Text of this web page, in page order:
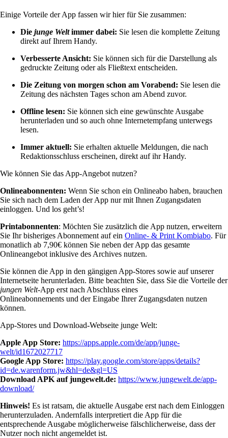
Einige Vorteile der App fassen wir hier für Sie zusammen:
Die junge Weltimmer dabei: Sie lesen die komplette Zeitung
direkt auf Ihrem Handy.
Verbesserte Ansicht: Sie können sich für die Darstellung als
gedruckte Zeitung oder als Fließtext entscheiden.
Die Zeitung von morgen schon am Vorabend: Sie lesen die
Zeitung des nächsten Tages schon am Abend zuvor.
Offline lesen: Sie können sich eine gewünschte Ausgabe
herunterladen und so auch ohne Internetempfang unterwegs
lesen.
Immer aktuell: Sie erhalten aktuelle Meldungen, die nach
Redaktionsschluss erscheinen, direkt auf ihr Handy.
Wie können Sie das App-Angebot nutzen?
Onlineabonnenten: Wenn Sie schon ein Onlineabo haben, brauchen
Sie sich nach dem Laden der App nur mit Ihnen Zugangsdaten
einloggen. Und los geht’s!
Printabonnenten: Möchten Sie zusätzlich die App nutzen, erweitern
Sie Ihr bisheriges Abonnement auf ein Online- & Print Kombiabo. Für
monatlich ab 7,90€ können Sie neben der App das gesamte
Onlineangebot inklusive des Archives nutzen.
Sie können die App in den gängigen App-Stores sowie auf unserer
Internetseite herunterladen. Bitte beachten Sie, dass Sie die Vorteile der
jungen Welt-App erst nach Abschluss eines
Onlineabonnements und der Eingabe Ihrer Zugangsdaten nutzen
können.
App-Stores und Download-Webseite junge Welt:
Apple App Store: https://apps.apple.com/de/app/junge-
welt/id1672027717
Google App Store: https://play.google.com/store/apps/details?
id=de.warenform.jw&hl=de&gl=US
Download APK auf jungewelt.de: https://www.jungewelt.de/app-
download/
Hinweis! Es ist ratsam, die aktuelle Ausgabe erst nach dem Einloggen
herunterzuladen. Andernfalls interpretiert die App für die
entsprechende Ausgabe möglicherweise fälschlicherweise, dass der
Nutzer noch nicht angemeldet ist.